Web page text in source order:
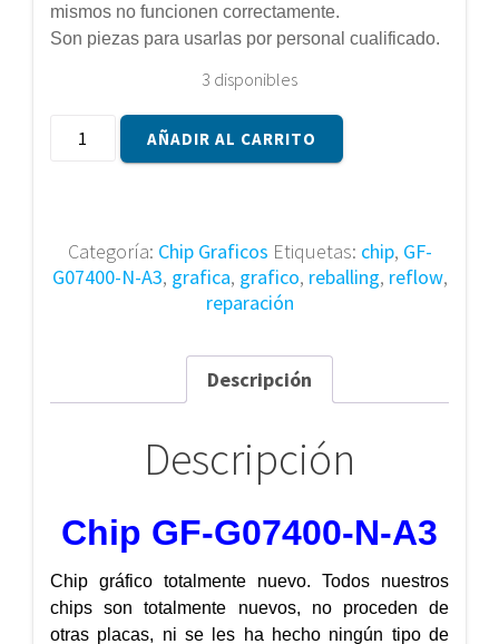
mismos no funcionen correctamente.
Son piezas para usarlas por personal cualificado.
3 disponibles
Chip
cantidad
AÑADIR AL CARRITO
Categoría: Chip Graficos Etiquetas: chip, GF-
G07400-N-A3, grafica, grafico, reballing, reflow,
reparación
Descripción
Descripción
Chip GF-G07400-N-A3
Chip gráfico totalmente nuevo. Todos nuestros
chips son totalmente nuevos, no proceden de
otras placas, ni se les ha hecho ningún tipo de